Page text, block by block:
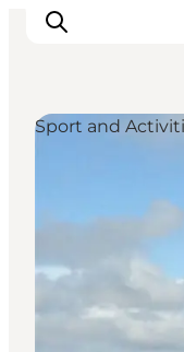
Destinations
Planifiez
Sport and